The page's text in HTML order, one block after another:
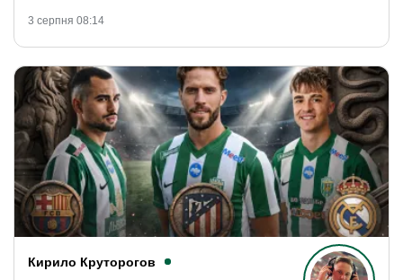
3 серпня 08:14
Кирило Круторогов